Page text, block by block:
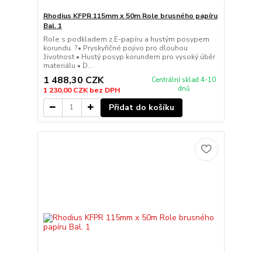
Rhodius KFPR 115mm x 50m Role brusného papíru
Bal. 1
Role s podkladem z E-papíru a hustým posypem
korundu. ?• Pryskyřičné pojivo pro dlouhou
životnost • Hustý posyp korundem pro vysoký úběr
materiálu • D...
1 488,30 CZK
1 230,00 CZKbez DPH
Centrální sklad 4-10
dnů
Přidat do košíku